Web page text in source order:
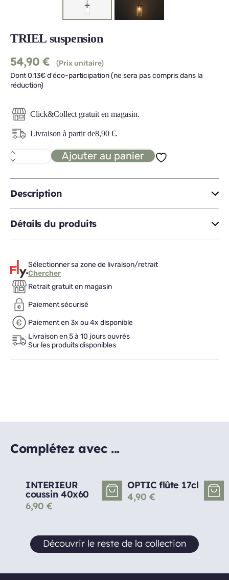
TRIEL suspension
54,90 €
(Prix unitaire)
Dont 0,13€ d'éco-participation (ne sera pas compris dans la
réduction)
Click&Collect gratuit en magasin.
Livraison à partir de8,90 €.
quantité
de
suspension
Ajouter au panier
Description
Détails du produits
Sélectionner sa zone de livraison/retrait
Chercher
Retrait gratuit en magasin
Paiement sécurisé
Paiement en 3x ou 4x disponible
Livraison en 5 à 10 jours ouvrés
Sur les produits disponibles
Complétez avec ...
INTERIEUR
coussin 40x60
6,90 €
OPTIC flûte 17cl
4,90 €
Découvrir le reste de la collection